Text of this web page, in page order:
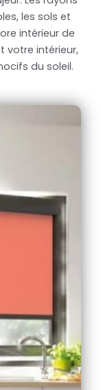
les sols et
intérieur de
votre intérieur,
du soleil.